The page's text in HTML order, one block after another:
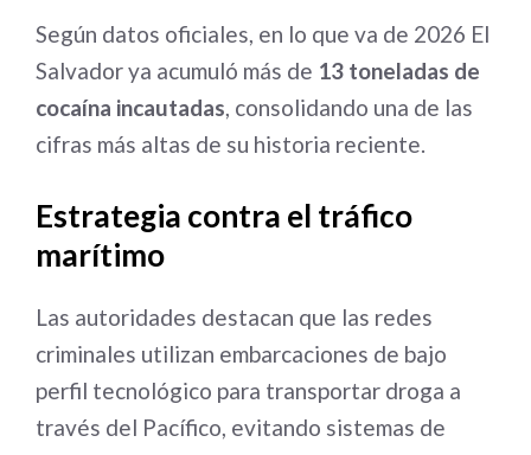
Según datos oficiales, en lo que va de 2026 El
Salvador ya acumuló más de 13 toneladas de
cocaína incautadas, consolidando una de las
cifras más altas de su historia reciente.
Estrategia contra el tráfico
marítimo
Las autoridades destacan que las redes
criminales utilizan embarcaciones de bajo
perfil tecnológico para transportar droga a
través del Pacífico, evitando sistemas de